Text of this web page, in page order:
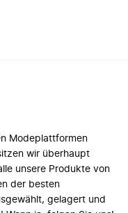
Modeplattformen
wir überhaupt
unsere Produkte von
der besten
gelagert und